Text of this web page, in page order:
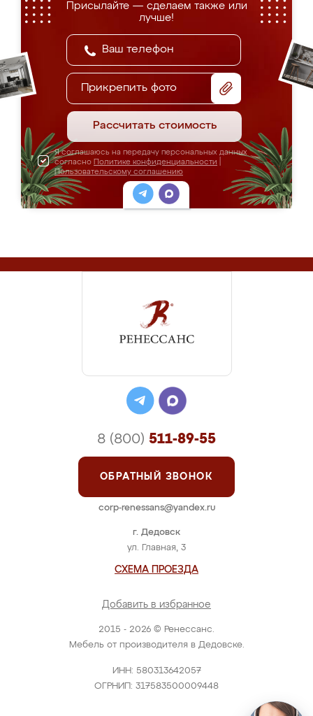
Присылайте — сделаем также или
лучше!
Прикрепить фото
Рассчитать стоимость
Я соглашаюсь на передачу персональных данных
согласно Политике конфиденциальности
Пользовательскому соглашению
2015 - 2026 © Ренессанс.
Мебель от производителя в Дедовске.
ИНН: 580313642057
ОГРНИП: 317583500009448
г. Дедовск
ул. Главная, 3
СХЕМА ПРОЕЗДА
Добавить в избранное
8 (800) 511-89-55
ОБРАТНЫЙ ЗВОНОК
corp-renessans@yandex.ru